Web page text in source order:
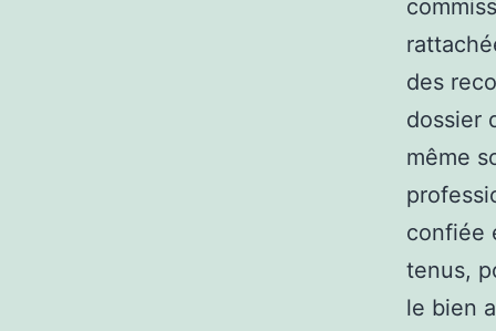
des
dossier
même
confiée
tenus,
le bien